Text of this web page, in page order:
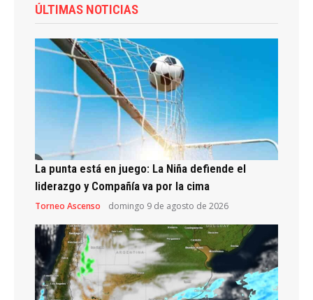
ÚLTIMAS NOTICIAS
La punta está en juego: La Niña defiende el
liderazgo y Compañía va por la cima
Torneo Ascenso domingo 9 de agosto de 2026